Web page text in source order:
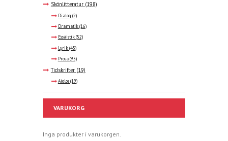
Skönlitteratur (198)
Dialog (2)
Dramatik(16)
Essäistik(52)
Lyrik(45)
Prosa(95)
Tidskrifter (19)
Aiolos(19)
VARUKORG
Inga produkter i varukorgen.